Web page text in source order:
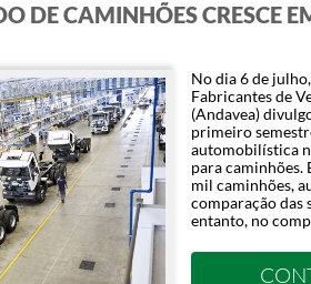
DE CAMINHÕES CRESCE
No dia 6 de
Fabricantes de
(Andavea)
primeiro
automobilística
para caminhões.
mil caminhões,
comparação das
entanto, no